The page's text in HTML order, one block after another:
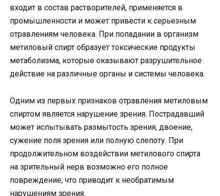
входит в состав растворителей, применяется в
промышленности и может привести к серьезным
отравлениям человека. При попадании в организм
метиловый спирт образует токсические продукты
метаболизма, которые оказывают разрушительное
действие на различные органы и системы человека.
Одним из первых признаков отравления метиловым
спиртом является нарушение зрения. Пострадавший
может испытывать размытость зрения, двоение,
сужение поля зрения или полную слепоту. При
продолжительном воздействии метилового спирта
на зрительный нерв возможно его полное
повреждение, что приводит к необратимым
нарушениям зрения.